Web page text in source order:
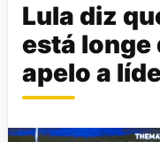
Lula diz
está longe
apelo a